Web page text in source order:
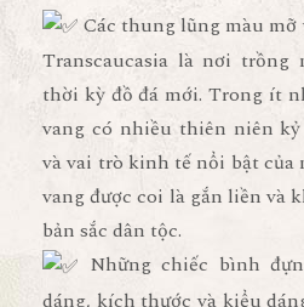
Các thung lũng màu mỡ
Transcaucasia là nơi trồng
thời kỳ đồ đá mới. Trong ít
vang có nhiều thiên niên
và vai trò kinh tế nổi bật
vang được coi là gắn liền và
bản sắc dân tộc.
Những chiếc bình
dáng, kích thước và kiểu